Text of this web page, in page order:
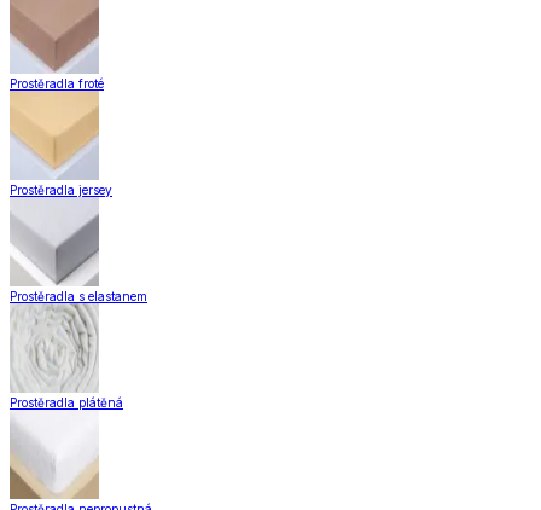
Prostěradla froté
Prostěradla jersey
Prostěradla s elastanem
Prostěradla plátěná